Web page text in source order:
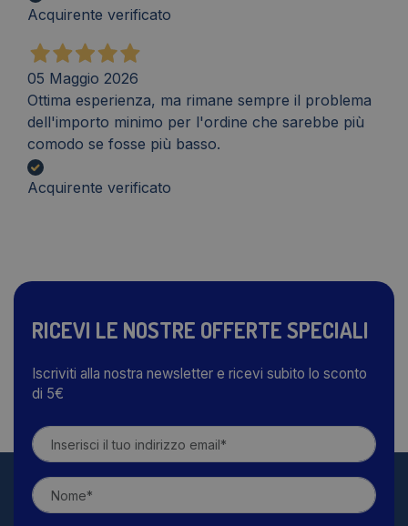
Acquirente verificato
05 Maggio 2026
Ottima esperienza, ma rimane sempre il problema
dell'importo minimo per l'ordine che sarebbe più
comodo se fosse più basso.
Acquirente verificato
RICEVI LE NOSTRE OFFERTE SPECIALI
Iscriviti alla nostra newsletter e ricevi subito lo sconto
di 5€